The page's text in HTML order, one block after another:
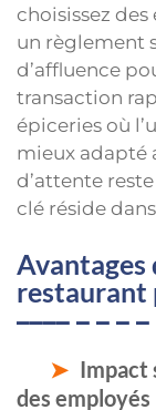
choisissez
un règlement
d’affluence
transaction
épiceries où
mieux adapté
d’attente
clé réside
Avantages
restaurant
Impact
des employés